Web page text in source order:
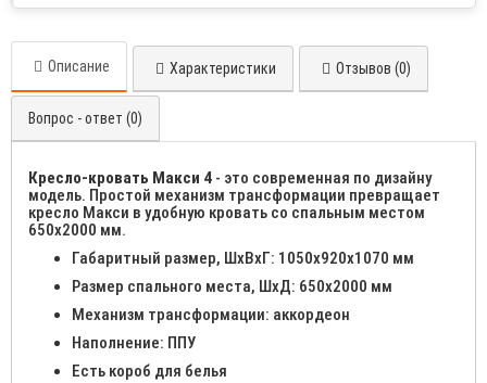
Описание Характеристики Отзывов (0)
Вопрос - ответ (0)
Кресло-кровать Макси 4 - это современная по дизайну
модель. Простой механизм трансформации превращает
кресло Макси в удобную кровать со спальным местом
650х2000 мм.
Габаритный размер, ШхВхГ: 1050х920х1070 мм
Размер спального места, ШхД: 650х2000 мм
Механизм трансформации: аккордеон
Наполнение: ППУ
Есть короб для белья